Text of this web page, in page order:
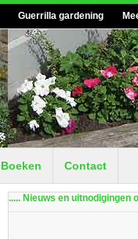
Guerrilla gardening
Boeken Contact
..... Nieuws en uitnodigingen